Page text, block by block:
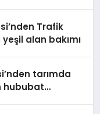
Trafik
alan bakımı
tarımda
hububat